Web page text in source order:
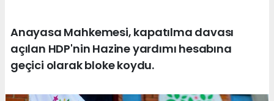
Anayasa Mahkemesi, kapatılma davası
açılan HDP'nin Hazine yardımı hesabına
geçici olarak bloke koydu.